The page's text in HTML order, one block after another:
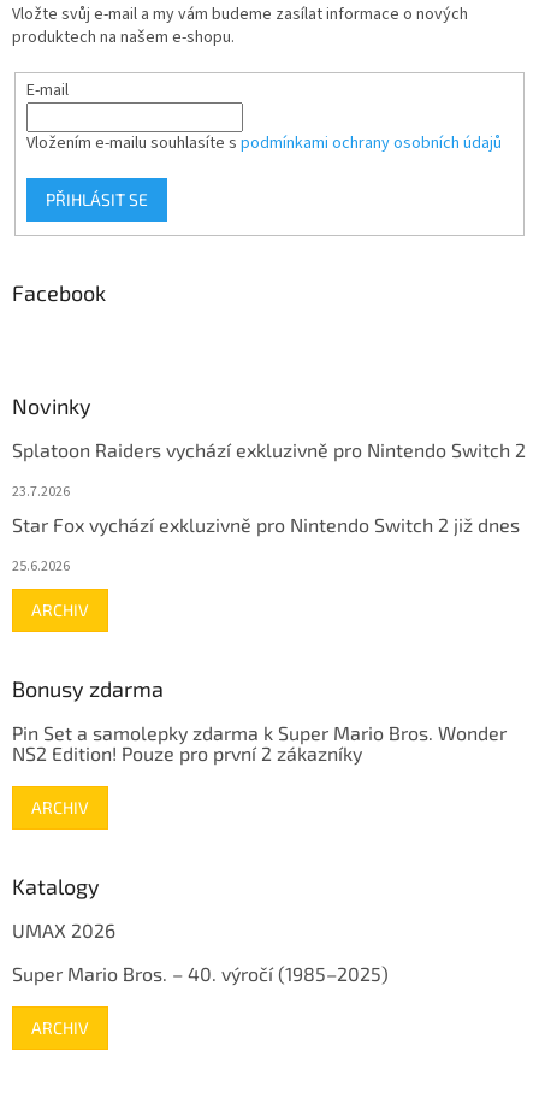
Vložte svůj e-mail a my vám budeme zasílat informace o nových
produktech na našem e-shopu.
E-mail
Vložením e-mailu souhlasíte s podmínkami ochrany osobních údajů
PŘIHLÁSIT SE
Facebook
Novinky
Splatoon Raiders vychází exkluzivně pro Nintendo Switch 2
23.7.2026
Star Fox vychází exkluzivně pro Nintendo Switch 2 již dnes
25.6.2026
ARCHIV
Bonusy zdarma
Pin Set a samolepky zdarma k Super Mario Bros. Wonder
NS2 Edition! Pouze pro první 2 zákazníky
ARCHIV
Katalogy
UMAX 2026
Super Mario Bros. – 40. výročí (1985–2025)
ARCHIV